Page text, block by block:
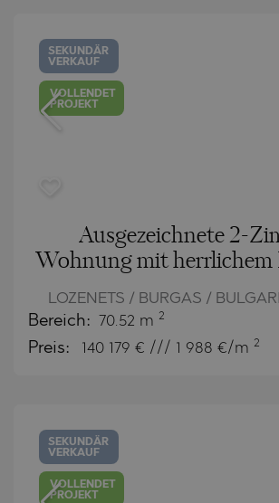
SEKUNDÄR
VERKAUF
VOLLENDET
PROJEKT
Ausgezeichnete 2-
Wohnung mit herrlichem
LOZENETS / BURGAS /
Bereich: 70.52 m 2
Preis: 140 179 € /// 1 988 €/m 2
SEKUNDÄR
VERKAUF
VOLLENDET
PROJEKT